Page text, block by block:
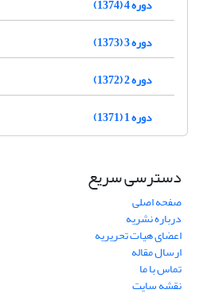
دوره 4 (1374)
دوره 3 (1373)
دوره 2 (1372)
دوره 1 (1371)
دسترسی سریع
صفحه اصلی
درباره نشریه
اعضای هیات تحریریه
ارسال مقاله
تماس با ما
نقشه سایت